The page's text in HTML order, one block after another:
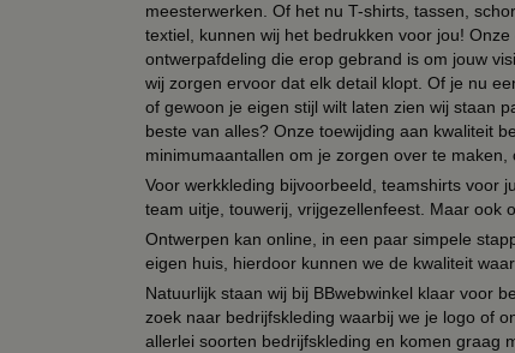
meesterwerken. Of het nu T-shirts, tassen,
textiel, kunnen wij het bedrukken voor jou!
ontwerpafdeling die erop gebrand is om jouw
wij zorgen ervoor dat elk detail klopt. Of je nu
of gewoon je eigen stijl wilt laten zien wij staan
beste van alles? Onze toewijding aan kwaliteit
minimumaantallen om je zorgen over te
Voor werkkleding bijvoorbeeld, teamshirts voor
team uitje, touwerij, vrijgezellenfeest. Maar ook
Ontwerpen kan online, in een paar simpele
eigen huis, hierdoor kunnen we de kwaliteit
Natuurlijk staan wij bij BBwebwinkel klaar voor
zoek naar bedrijfskleding waarbij we je logo of
allerlei soorten bedrijfskleding en komen graag